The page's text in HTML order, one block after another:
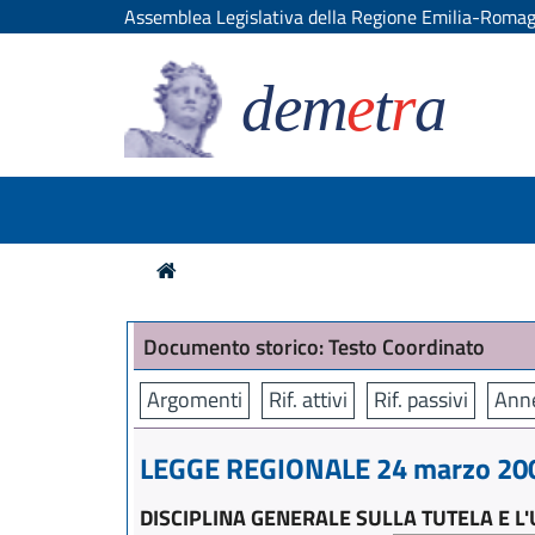
Assemblea Legislativa della Regione Emilia-
demetra
Documento storico: Testo Coordinato
Argomenti
Rif. attivi Rif. passivi
LEGGE REGIONALE 24 marzo
DISCIPLINA GENERALE SULLA TUTELA E